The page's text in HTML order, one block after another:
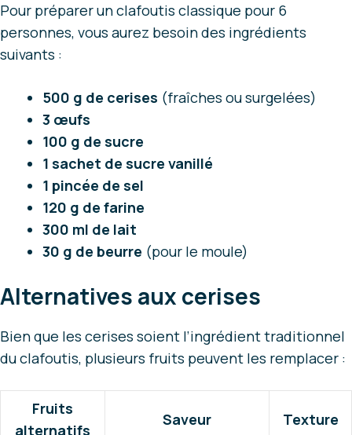
Pour préparer un clafoutis classique pour 6
personnes, vous aurez besoin des ingrédients
suivants :
500 g de cerises (fraîches ou surgelées)
3 œufs
100 g de sucre
1 sachet de sucre vanillé
1 pincée de sel
120 g de farine
300 ml de lait
30 g de beurre (pour le moule)
Alternatives aux cerises
Bien que les cerises soient l’ingrédient traditionnel
du clafoutis, plusieurs fruits peuvent les remplacer :
Fruits
alternatifs
Saveur Texture